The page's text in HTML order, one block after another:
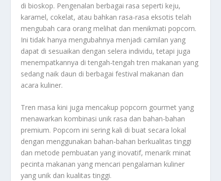
di bioskop. Pengenalan berbagai rasa seperti keju,
karamel, cokelat, atau bahkan rasa-rasa eksotis telah
mengubah cara orang melihat dan menikmati popcorn.
Ini tidak hanya mengubahnya menjadi camilan yang
dapat di sesuaikan dengan selera individu, tetapi juga
menempatkannya di tengah-tengah tren makanan yang
sedang naik daun di berbagai festival makanan dan
acara kuliner.
Tren masa kini juga mencakup popcorn gourmet yang
menawarkan kombinasi unik rasa dan bahan-bahan
premium. Popcorn ini sering kali di buat secara lokal
dengan menggunakan bahan-bahan berkualitas tinggi
dan metode pembuatan yang inovatif, menarik minat
pecinta makanan yang mencari pengalaman kuliner
yang unik dan kualitas tinggi.